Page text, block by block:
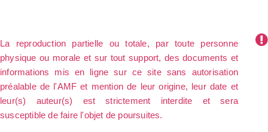
La reproduction partielle ou totale, par toute personne
physique ou morale et sur tout support, des documents et
informations mis en ligne sur ce site sans autorisation
préalable de l'AMF et mention de leur origine, leur date et
leur(s) auteur(s) est strictement interdite et sera
susceptible de faire l'objet de poursuites.